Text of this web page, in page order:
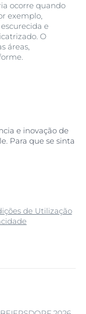
ocorre quando
exemplo,
e
O
áreas,
e inovação de
Para que se sinta
de Utilização